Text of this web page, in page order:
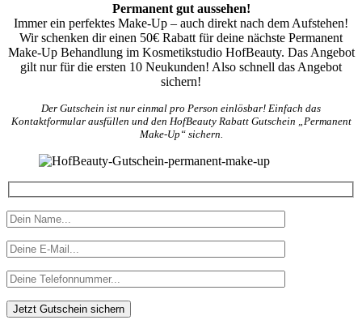
Permanent gut aussehen!
Immer ein perfektes Make-Up – auch direkt nach dem Aufstehen!
Wir schenken dir einen 50€ Rabatt für deine nächste Permanent
Make-Up Behandlung im Kosmetikstudio HofBeauty. Das Angebot
gilt nur für die ersten 10 Neukunden! Also schnell das Angebot
sichern!
Der Gutschein ist nur einmal pro Person einlösbar! Einfach das
Kontaktformular ausfüllen und den HofBeauty Rabatt Gutschein „Permanent
Make-Up“ sichern.